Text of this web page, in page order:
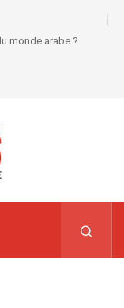
monde arabe ?